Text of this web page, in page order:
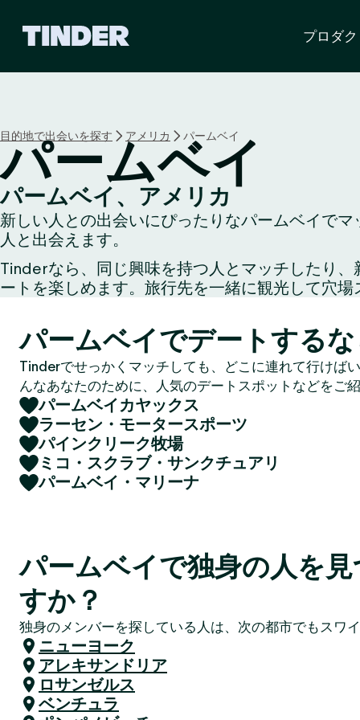
ホ
ー
ム
ペ
ー
ジ
プロダク
目的地で出会いを探す アメリカ パームベイ
パームベイ
パームベイ、アメリカ
新しい人との出会いにぴったりなパームベイで
人と出会えます。
Tinderなら、同じ興味を持つ人とマッチしたり
ートを楽しめます。旅行先を一緒に観光して穴
パームベイでデートするな
Tinderでせっかくマッチしても、どこに連れて行けば
んなあなたのために、人気のデートスポットなどをご紹
パームベイカヤックス
ラーセン・モータースポーツ
パインクリーク牧場
ミコ・スクラブ・サンクチュアリ
パームベイ・マリーナ
パームベイで独身の人を
すか？
独身のメンバーを探している人は、次の都市でもスワイ
ニューヨーク
アレキサンドリア
ロサンゼルス
ベンチュラ